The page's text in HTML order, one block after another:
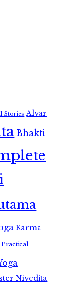
Stories Alvar
Bhakti
Karma
Practical
Nivedita